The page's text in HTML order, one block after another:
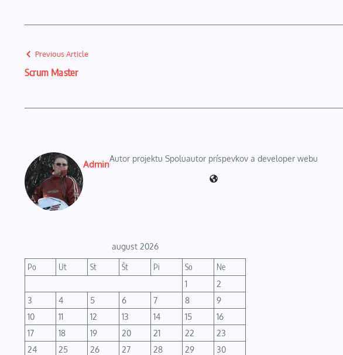
Previous Article
Scrum Master
Admin
Autor projektu Spoluautor príspevkov a developer webu
august 2026
Po Ut St Št Pi So
Ne
1
2
3
4 5 6 7 8
9
10
11 12 13 14 15
16
17
18 19 20 21 22
23
24
25 26 27 28 29
30